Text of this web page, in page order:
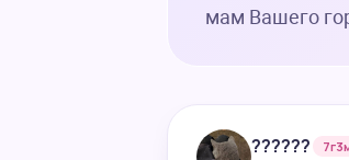
мам Вашего
????‍?‍?